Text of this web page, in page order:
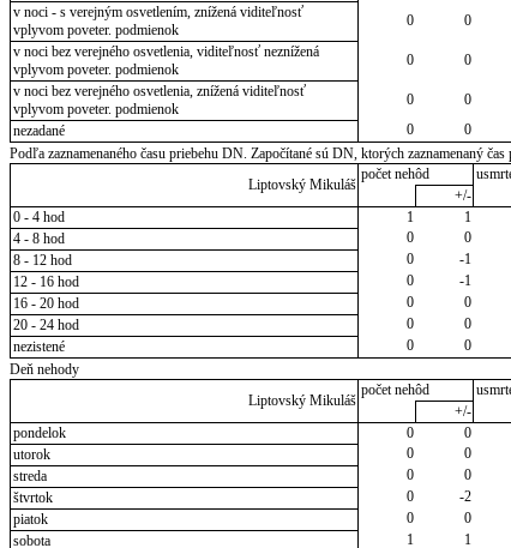
v noci - s verejným osvetlením, znížená viditeľnosť
vplyvom poveter. podmienok
0 0
v noci bez verejného osvetlenia, viditeľnosť neznížená
vplyvom poveter. podmienok
0 0
v noci bez verejného osvetlenia, znížená viditeľnosť
vplyvom poveter. podmienok
0 0
nezadané
0 0
Podľa zaznamenaného času priebehu DN. Započítané sú DN, ktorých zaznamenaný
Liptovský Mikuláš
počet nehôd
+/-
0 - 4 hod
1 1
4 - 8 hod
0 0
8 - 12 hod
0 -1
12 - 16 hod
0 -1
16 - 20 hod
0 0
20 - 24 hod
0 0
nezistené
0 0
Deň nehody
Liptovský Mikuláš
počet nehôd
+/-
pondelok
0 0
utorok
0 0
streda
0 0
štvrtok
0 -2
piatok
0 0
sobota
1 1